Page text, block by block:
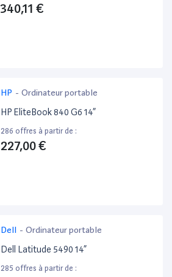
340,11 €
HP - Ordinateur portable
HP EliteBook 840 G6 14”
286 offres à partir de :
227,00 €
Dell - Ordinateur portable
Dell Latitude 5490 14”
285 offres à partir de :